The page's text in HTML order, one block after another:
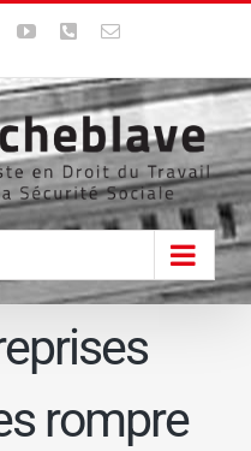
YouTubeWhatsApp
Email
rompre